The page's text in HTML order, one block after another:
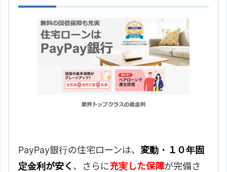
PayPay銀行の住宅ローンは、 変動・１０年固
定金利が安く 、さらに充実した保障が完備さ